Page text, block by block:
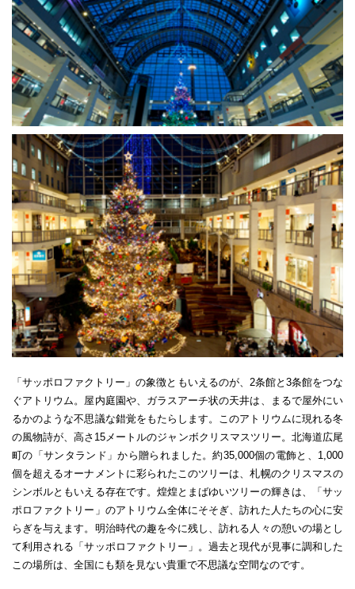
「サッポロファクトリー」の象徴ともいえるのが、2条館と3条館をつな
ぐアトリウム。屋内庭園や、ガラスアーチ状の天井は、まるで屋外にい
るかのような不思議な錯覚をもたらします。このアトリウムに現れる冬
の風物詩が、高さ15メートルのジャンボクリスマスツリー。北海道広尾
町の「サンタランド」から贈られました。約35,000個の電飾と、1,000
個を超えるオーナメントに彩られたこのツリーは、札幌のクリスマスの
シンボルともいえる存在です。煌煌とまばゆいツリーの輝きは、「サッ
ポロファクトリー」のアトリウム全体にそそぎ、訪れた人たちの心に安
らぎを与えます。明治時代の趣を今に残し、訪れる人々の憩いの場とし
て利用される「サッポロファクトリー」。過去と現代が見事に調和した
この場所は、全国にも類を見ない貴重で不思議な空間なのです。